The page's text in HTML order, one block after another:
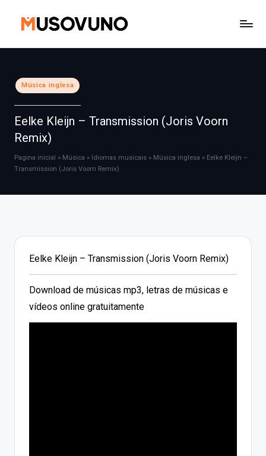
Posted
in
Música inglesa
Eelke Kleijn – Transmission (Joris Voorn
Remix)
Pagina inicial » Música » Idiomas musicais » Música inglesa » Eelke Kleijn –
Transmission (Joris Voorn Remix)
Eelke Kleijn – Transmission (Joris Voorn Remix)
Download de músicas mp3, letras de músicas e
vídeos online gratuitamente